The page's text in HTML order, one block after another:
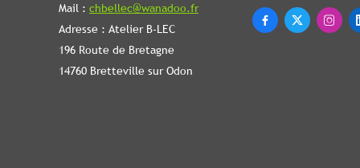
Mail : chbellec@wanadoo.fr
Adresse : Atelier B-LEC
196 Route de Bretagne
14760 Bretteville sur Odon
  